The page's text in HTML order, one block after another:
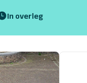
In overleg